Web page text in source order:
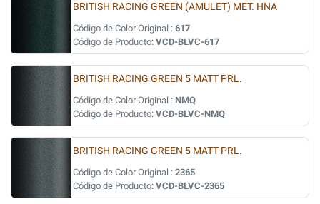
BRITISH RACING GREEN (AMULET) MET. HNA
Código de Color Original : 617
Código de Producto: VCD-BLVC-617
BRITISH RACING GREEN 5 MATT PRL.
Código de Color Original : NMQ
Código de Producto: VCD-BLVC-NMQ
BRITISH RACING GREEN 5 MATT PRL.
Código de Color Original : 2365
Código de Producto: VCD-BLVC-2365